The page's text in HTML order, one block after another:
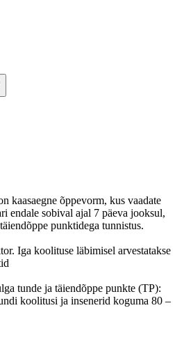
kaasaegne õppevorm, kus vaadate
endale sobival ajal 7 päeva jooksul,
punktidega tunnistus.
Iga koolituse läbimisel arvestatakse
tunde ja täiendõppe punkte (TP):
koolitusi ja insenerid koguma 80 –